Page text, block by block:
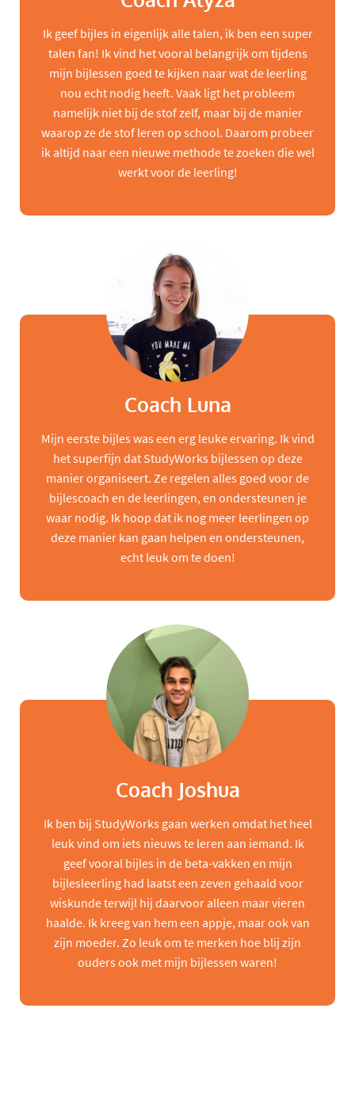
Ik geef bijles in eigenlijk alle talen, ik ben een super
talen fan! Ik vind het vooral belangrijk om tijdens
mijn bijlessen goed te kijken naar wat de leerling
nou echt nodig heeft. Vaak ligt het probleem
namelijk niet bij de stof zelf, maar bij de manier
waarop ze de stof leren op school. Daarom probeer
ik altijd naar een nieuwe methode te zoeken die wel
werkt voor de leerling!
Coach Luna
Mijn eerste bijles was een erg leuke ervaring. Ik vind
het superfijn dat StudyWorks bijlessen op deze
manier organiseert. Ze regelen alles goed voor de
bijlescoach en de leerlingen, en ondersteunen je
waar nodig. Ik hoop dat ik nog meer leerlingen op
deze manier kan gaan helpen en ondersteunen,
echt leuk om te doen!
Coach Joshua
Ik ben bij StudyWorks gaan werken omdat het heel
leuk vind om iets nieuws te leren aan iemand. Ik
geef vooral bijles in de beta-vakken en mijn
bijlesleerling had laatst een zeven gehaald voor
wiskunde terwijl hij daarvoor alleen maar vieren
haalde. Ik kreeg van hem een appje, maar ook van
zijn moeder. Zo leuk om te merken hoe blij zijn
ouders ook met mijn bijlessen waren!